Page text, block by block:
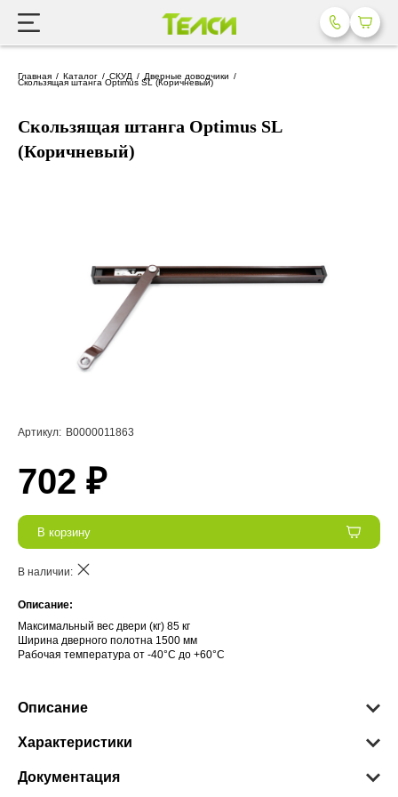
Главная Каталог СКУД Дверные доводчики
Скользящая штанга Optimus SL (Коричневый)
Скользящая штанга Optimus SL
(Коричневый)
Артикул: В0000011863
702 ₽
В корзину
В наличии:
Описание:
Максимальный вес двери (кг) 85 кг
Ширина дверного полотна 1500 мм
Рабочая температура от -40°С до +60°С
Описание
Характеристики
Документация